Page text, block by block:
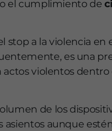
el cumplimiento de
stop a la violencia en
es una
violentos dentro
de los
asientos aunque